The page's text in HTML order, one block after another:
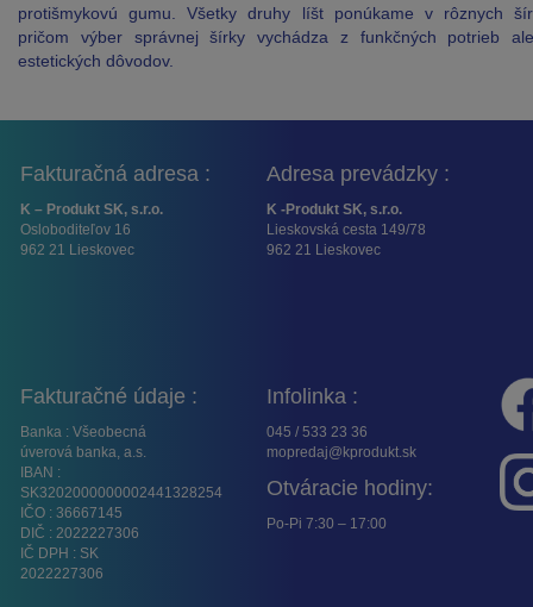
protišmykovú gumu. Všetky druhy líšt ponúkame v rôznych
pričom výber správnej šírky vychádza z funkčných potrieb
estetických dôvodov.
Fakturačná adresa :
K – Produkt SK, s.r.o.
Osloboditeľov 16
962 21 Lieskovec
Adresa prevádzky :
K -Produkt SK, s.r.o.
Lieskovská cesta 149/78
962 21 Lieskovec
Fakturačné údaje :
Banka : Všeobecná
úverová banka, a.s.
IBAN :
SK3202000000002441328254
IČO : 36667145
DIČ : 2022227306
IČ DPH : SK
2022227306
Infolinka :
045 / 533 23 36
mopredaj@kprodukt.sk
Otváracie hodiny:
Po-Pi 7:30 – 17:00